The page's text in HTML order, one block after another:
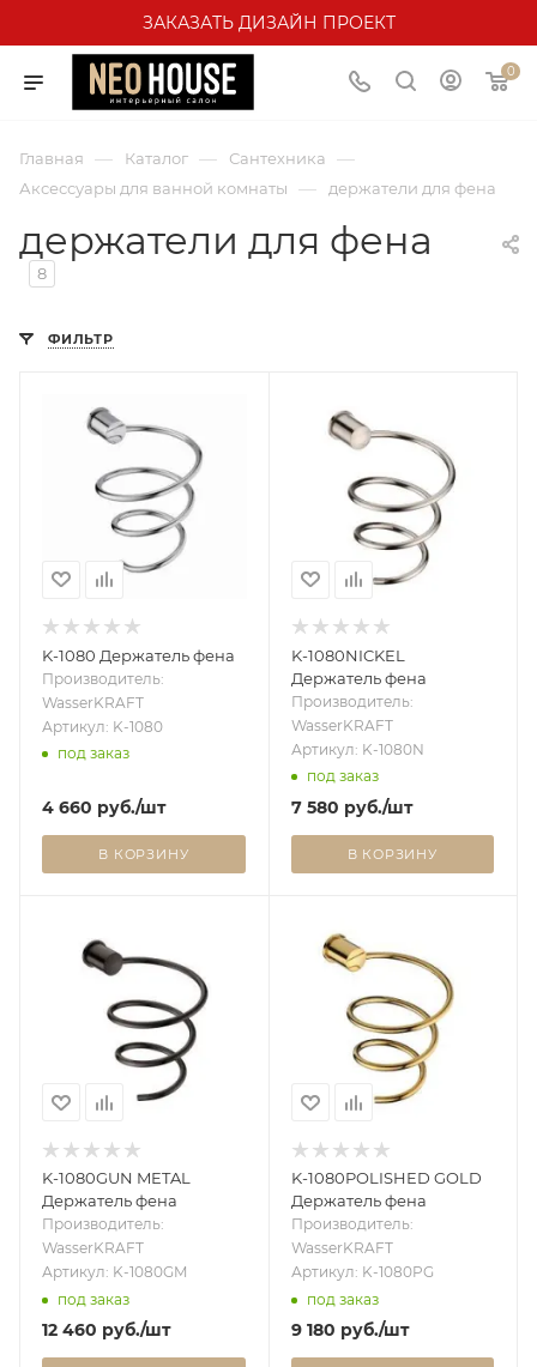
ЗАКАЗАТЬ ДИЗАЙН ПРОЕКТ
0
Главная — Каталог — Сантехника —
Аксессуары для ванной комнаты — держатели для фена
держатели для фена
8
ФИЛЬТР
K-1080 Держатель фена
Производитель:
WasserKRAFT
Артикул: K-1080
под заказ
4 660 руб./шт
В КОРЗИНУ
K-1080NICKEL
Держатель фена
Производитель:
WasserKRAFT
Артикул: K-1080N
под заказ
7 580 руб./шт
В КОРЗИНУ
K-1080GUN METAL
Держатель фена
Производитель:
WasserKRAFT
Артикул: K-1080GM
под заказ
12 460 руб./шт
K-1080POLISHED GOLD
Держатель фена
Производитель:
WasserKRAFT
Артикул: K-1080PG
под заказ
9 180 руб./шт